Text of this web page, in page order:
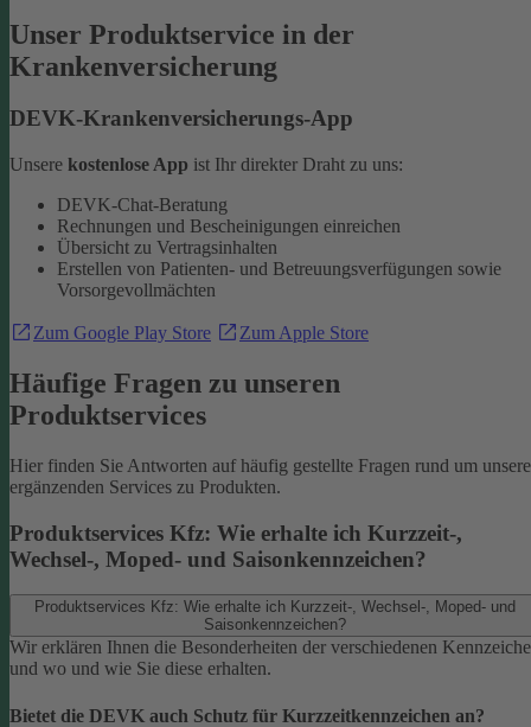
Unser Produktservice in der
Krankenversicherung
DEVK-Krankenversicherungs-App
Unsere kostenlose App ist Ihr direkter Draht zu uns:
DEVK-Chat-Beratung
Rechnungen und Bescheinigungen einreichen
Übersicht zu Vertragsinhalten
Erstellen von Patienten- und Betreuungsverfügungen sowie
Vorsorgevollmächten
Zum Google Play Store Zum Apple Store
Häufige Fragen zu unseren
Produktservices
Hier finden Sie Antworten auf häufig gestellte Fragen rund um unsere
ergänzenden Services zu Produkten.
Produktservices Kfz: Wie erhalte ich Kurzzeit-,
Wechsel-, Moped- und Saisonkennzeichen?
Produktservices Kfz: Wie erhalte ich Kurzzeit-, Wechsel-, Moped- und
Saisonkennzeichen?
Wir erklären Ihnen die Besonderheiten der verschiedenen
und wo und wie Sie diese erhalten.
Bietet die DEVK auch Schutz für Kurzzeitkennzeichen an?